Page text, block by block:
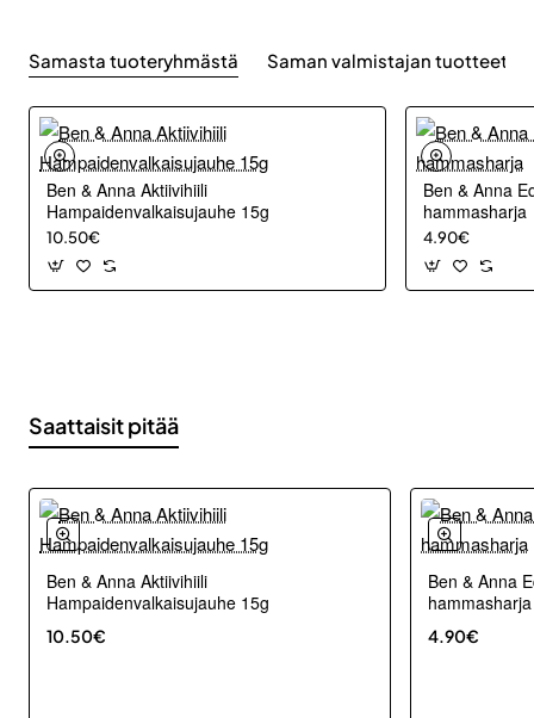
Samasta tuoteryhmästä Saman valmistajan tuotteet
Ben & Anna Aktiivihiili
Hampaidenvalkaisujauhe 15g
10.50€
Ben & Anna
hammasharja
4.90€
Saattaisit pitää
Ben & Anna Aktiivihiili
Hampaidenvalkaisujauhe 15g
10.50€
Ben & Anna
hammasharja
4.90€